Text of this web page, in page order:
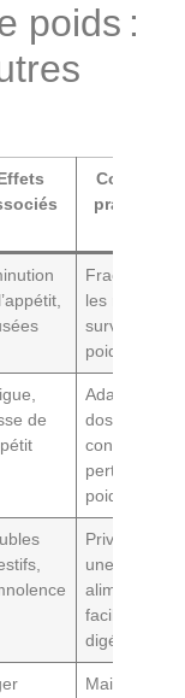
poids :
Conseils
pratiques
Fractionner
les repas,
surveiller le
poids
de
Adapter le
dosage,
consulter si
perte de
poids
Privilégier
une
alimentation
facile à
digérer
Maintenir